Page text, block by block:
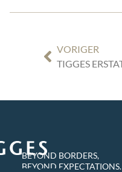
VORIGER
BEYOND BORDERS,
BEYOND EXPECTATIONS.